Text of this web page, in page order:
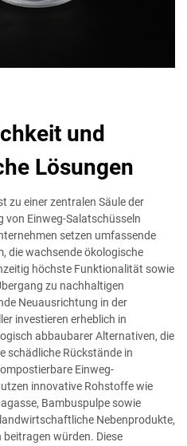
und
Lösungen
zu einer zentralen Säule der
von Einweg-Salatschüsseln
setzen umfassende
die wachsende ökologische
höchste Funktionalität sowie
zu nachhaltigen
Neuausrichtung in der
investieren erheblich in
abbaubarer Alternativen, die
schädliche Rückstände in
Einweg-
innovative Rohstoffe wie
Bambuspulpe sowie
Nebenprodukte,
würden. Diese